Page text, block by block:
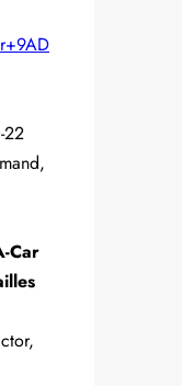
22
Car